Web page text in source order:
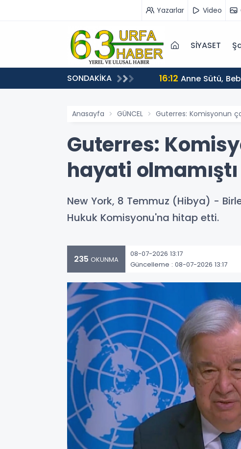
Yazarlar Video
SİYASET
SONDAKİKA 16:12 Anne Sütü,
Anasayfa GÜNCEL Guterres: Komisyonun
Guterres:
hayati olmamıştı
New York, 8 Temmuz (Hibya) -
Hukuk Komisyonu'na hitap etti.
235 OKUNMA
08-07-2026 13:17
Güncelleme : 08-07-2026 13:17